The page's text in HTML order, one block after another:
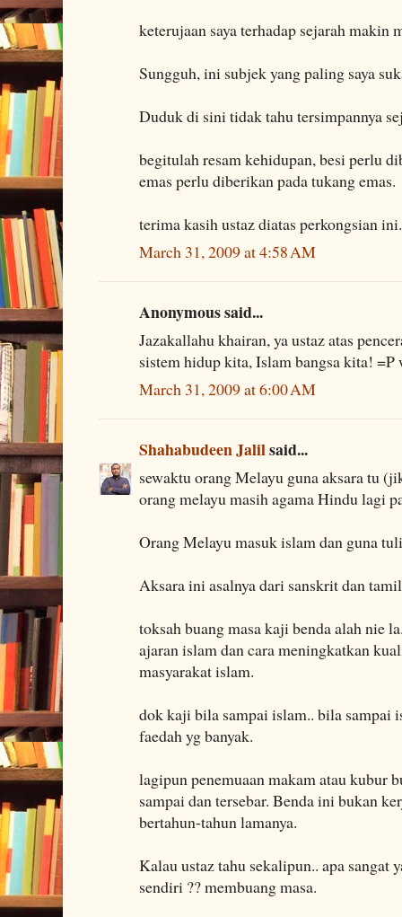
keterujaan saya terhadap sejarah makin
Sungguh, ini subjek yang paling saya
Duduk di sini tidak tahu tersimpannya
begitulah resam kehidupan, besi perlu
emas perlu diberikan pada tukang emas.
terima kasih ustaz diatas perkongsian ini.
March 31, 2009 at 4:58 AM
Anonymous said...
Jazakallahu khairan, ya ustaz atas
sistem hidup kita, Islam bangsa kita! =P
March 31, 2009 at 6:00 AM
Shahabudeen Jalilsaid...
sewaktu orang Melayu guna aksara tu
orang melayu masih agama Hindu lagi
Orang Melayu masuk islam dan guna
Aksara ini asalnya dari sanskrit dan
toksah buang masa kaji benda alah nie
ajaran islam dan cara meningkatkan
masyarakat islam.
dok kaji bila sampai islam.. bila sampai
faedah yg banyak.
lagipun penemuaan makam atau kubur
sampai dan tersebar. Benda ini bukan
bertahun-tahun lamanya.
Kalau ustaz tahu sekalipun.. apa sangat
sendiri ?? membuang masa.